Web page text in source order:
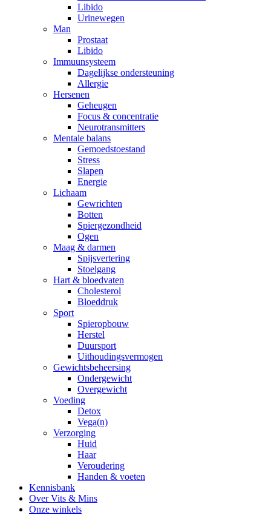
Libido
Urinewegen
Man
Prostaat
Libido
Immuunsysteem
Dagelijkse ondersteuning
Allergie
Hersenen
Geheugen
Focus & concentratie
Neurotransmitters
Mentale balans
Gemoedstoestand
Stress
Slapen
Energie
Lichaam
Gewrichten
Botten
Spiergezondheid
Ogen
Maag & darmen
Spijsvertering
Stoelgang
Hart & bloedvaten
Cholesterol
Bloeddruk
Sport
Spieropbouw
Herstel
Duursport
Uithoudingsvermogen
Gewichtsbeheersing
Ondergewicht
Overgewicht
Voeding
Detox
Vega(n)
Verzorging
Huid
Haar
Veroudering
Handen & voeten
Kennisbank
Over Vits & Mins
Onze winkels